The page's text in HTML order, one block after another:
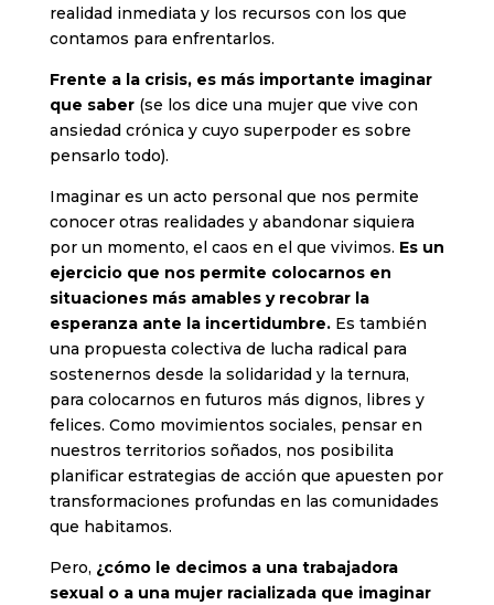
realidad inmediata y los recursos con los que
contamos para enfrentarlos.
Frente a la crisis, es más importante imaginar
que saber(se los dice una mujer que vive con
ansiedad crónica y cuyo superpoder es sobre
pensarlo todo).
Imaginar es un acto personal que nos permite
conocer otras realidades y abandonar siquiera
por un momento, el caos en el que vivimos. Es un
ejercicio que nos permite colocarnos en
situaciones más amables y recobrar la
esperanza ante la incertidumbre.Es también
una propuesta colectiva de lucha radical para
sostenernos desde la solidaridad y la ternura,
para colocarnos en futuros más dignos, libres y
felices. Como movimientos sociales, pensar en
nuestros territorios soñados, nos posibilita
planificar estrategias de acción que apuesten por
transformaciones profundas en las comunidades
que habitamos.
Pero, ¿cómo le decimos a una trabajadora
sexual o a una mujer racializada que imaginar